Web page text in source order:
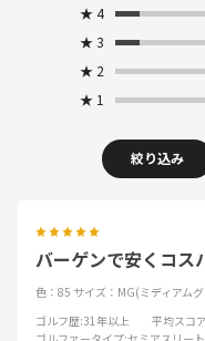
★ 4
★ 3
★ 2
★ 1
絞り込み
バーゲンで安くコス
色：85 サイズ：MG(ミディアム
ゴルフ歴:31年以上 平均スコア